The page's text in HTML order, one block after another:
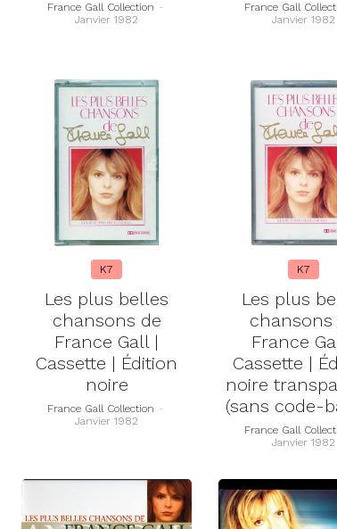
France Gall Collection -
Janvier 1982
France Gall
Janvier 1982
K7
Les plus belles
chansons de
France Gall |
Cassette | Édition
noire
France Gall Collection -
Janvier 1982
K7
Les plus
chansons
France
Cassette |
noire
(sans code-
France Gall
Janvier 1982